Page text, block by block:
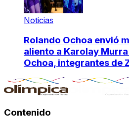
Noticias
Rolando Ochoa envió
aliento a Karolay
Ochoa, integrantes de
Contenido